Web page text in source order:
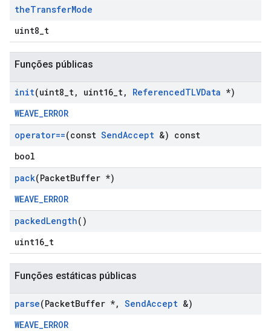
theTransferMode
uint8_t
Funções públicas
init(uint8 t, uint16 t, ReferencedTLVData *)
WEAVE_ERROR
operator==(const SendAccept &) const
bool
pack(PacketBuffer *)
WEAVE_ERROR
packedLength()
uint16_t
Funções estáticas públicas
parse(PacketBuffer *, SendAccept &)
WEAVE_ERROR